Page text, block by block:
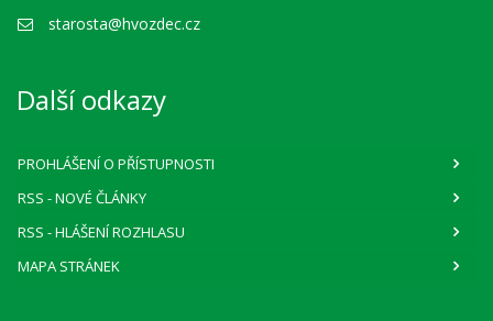
starosta@hvozdec.cz
Další odkazy
PROHLÁŠENÍ O PŘÍSTUPNOSTI
RSS - NOVÉ ČLÁNKY
RSS - HLÁŠENÍ ROZHLASU
MAPA STRÁNEK